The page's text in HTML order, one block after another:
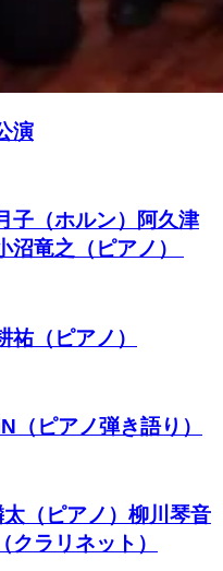
演
子（ホルン）阿久津
沼竜之（ピアノ）
（ピアノ）
（ピアノ弾き語り）
（ピアノ）柳川琴音
クラリネット）